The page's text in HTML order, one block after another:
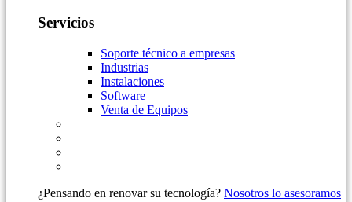
Servicios
Soporte técnico a empresas
Industrias
Instalaciones
Software
Venta de Equipos
¿Pensando en renovar su tecnología? Nosotros lo asesoramos